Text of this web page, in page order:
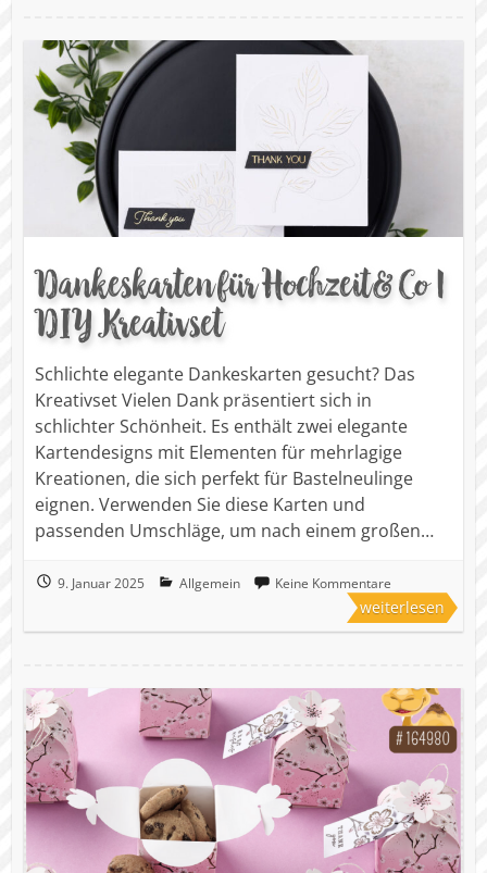
Dankeskarten für Hochzeit & Co |
DIY Kreativset
Schlichte elegante Dankeskarten gesucht? Das
Kreativset Vielen Dank präsentiert sich in
schlichter Schönheit. Es enthält zwei elegante
Kartendesigns mit Elementen für mehrlagige
Kreationen, die sich perfekt für Bastelneulinge
eignen. Verwenden Sie diese Karten und
passenden Umschläge, um nach einem großen…
9. Januar 2025 Allgemein Keine Kommentare
weiterlesen